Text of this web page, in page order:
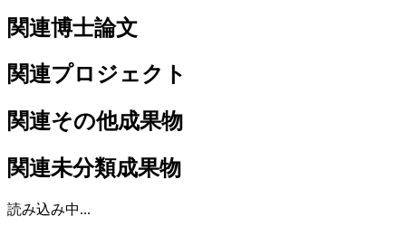
関連博士論文
関連プロジェクト
関連その他成果物
関連未分類成果物
読み込み中...